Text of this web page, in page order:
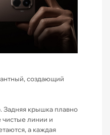
создающий
Задняя крышка плавно
чистые линии и
а каждая